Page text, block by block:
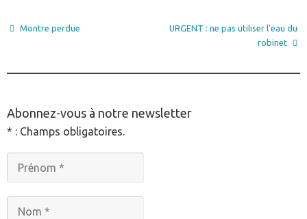
Montre perdue
URGENT : ne pas utiliser l’eau du
robinet
Abonnez-vous à notre newsletter
* : Champs obligatoires.